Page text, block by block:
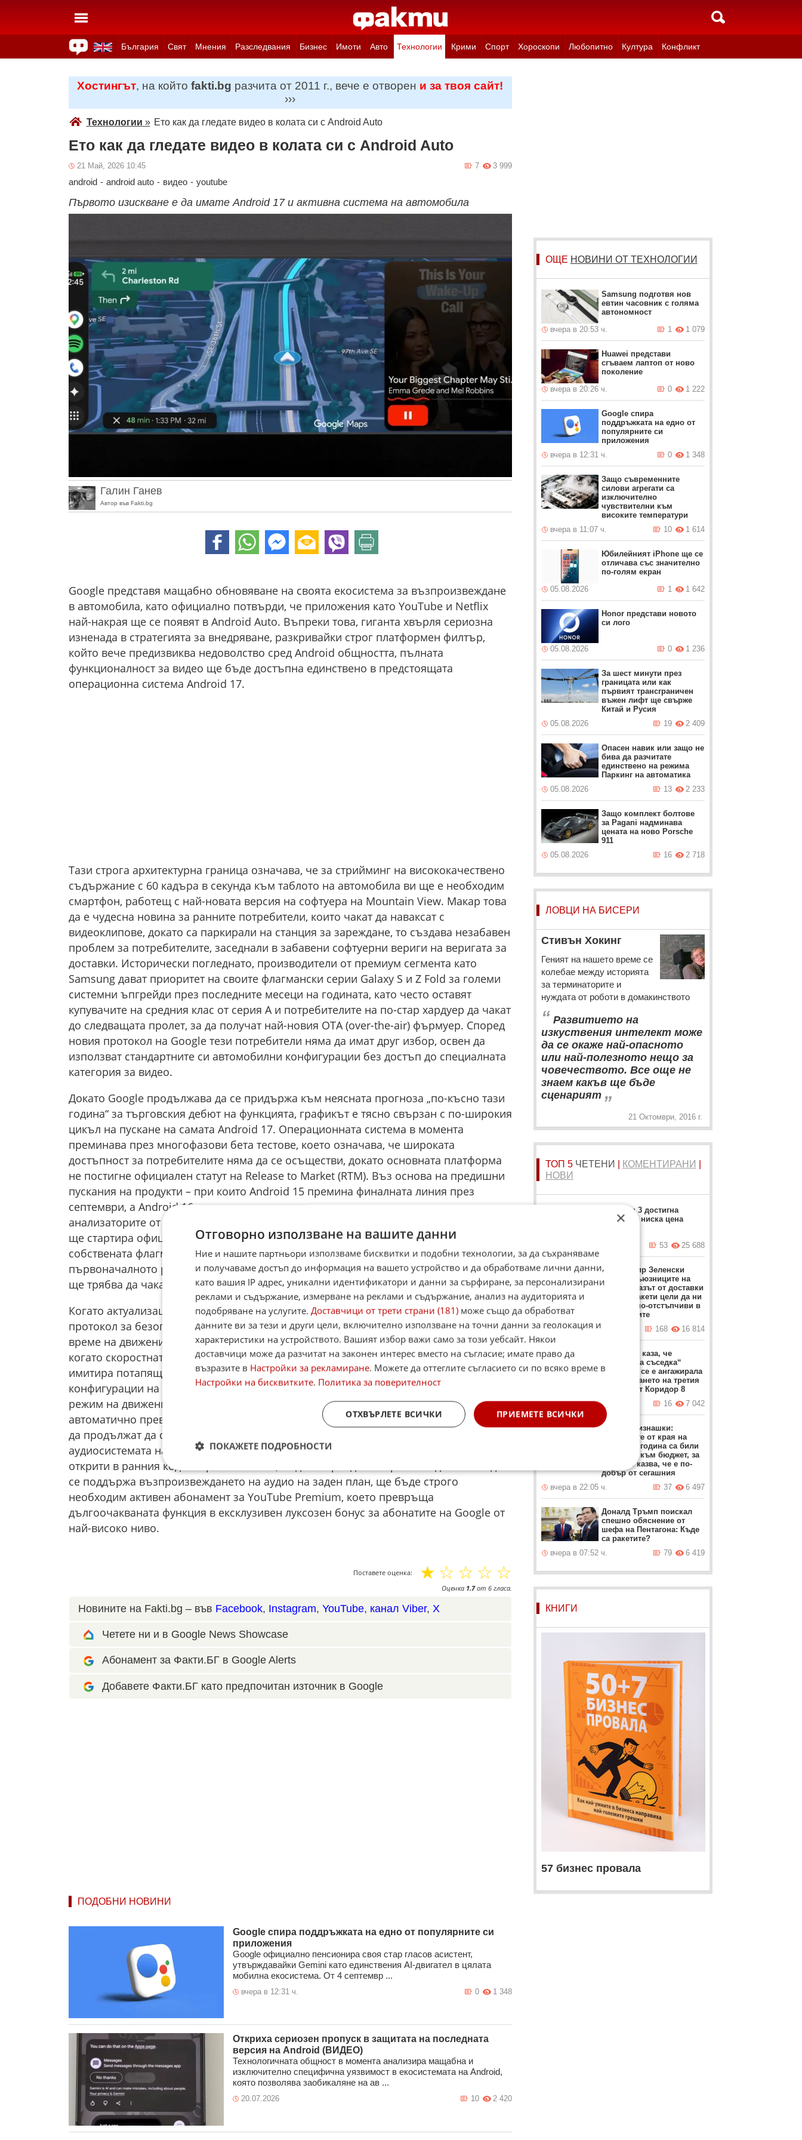
България Свят Мнения Разследвания Бизнес Имоти Авто Технологии Крими Спорт Хороскопи Любопитно Култура Конфликт
Хостингът, на койтоfakti.bg разчита от 2011 г., вече е отворен и за твоя сайт!
›››
Технологии » Ето как да гледате видео в колата си с Android Auto
Ето как да гледате видео в колата си с Android Auto
21 Май, 2026 10:45 3 999
7
android - android auto - видео - youtube
Първото изискване е да имате Android 17 и активна система на автомобила
Галин Ганев
Автор във Fakti.bg
Google представя мащабно обновяване на своята екосистема за възпроизвеждане
в автомобила, като официално потвърди, че приложения като YouTube и Netflix
най-накрая ще се появят в Android Auto. Въпреки това, гиганта хвърля сериозна
изненада в стратегията за внедряване, разкривайки строг платформен филтър,
който вече предизвиква недоволство сред Android общността, пълната
функционалност за видео ще бъде достъпна единствено в предстоящата
операционна система Android 17.
Тази строга архитектурна граница означава, че за стрийминг на висококачествено
съдържание с 60 кадъра в секунда към таблото на автомобила ви ще е необходим
смартфон, работещ с най-новата версия на софтуера на Mountain View. Макар това
да е чудесна новина за ранните потребители, които чакат да наваксат с
видеоклипове, докато са паркирали на станция за зареждане, то създава незабавен
проблем за потребителите, заседнали в забавени софтуерни вериги на веригата за
доставки. Исторически погледнато, производители от премиум сегмента като
Samsung дават приоритет на своите флагмански серии Galaxy S и Z Fold за големи
системни ъпгрейди през последните месеци на годината, като често оставят
купувачите на средния клас от серия A и потребителите на по-стар хардуер да чакат
до следващата пролет, за да получат най-новия OTA (over-the-air) фърмуер. Според
новия протокол на Google тези потребители няма да имат друг избор, освен да
използват стандартните си автомобилни конфигурации без достъп до специалната
категория за видео.
Докато Google продължава да се придържа към неясната прогноза „по-късно тази
година“ за търговския дебют на функцията, графикът е тясно свързан с по-широкия
цикъл на пускане на самата Android 17. Операционната система в момента
преминава през многофазови бета тестове, което означава, че широката
достъпност за потребителите няма да се осъществи, докато основната платформа
не постигне официален статут на Release to Market (RTM). Въз основа на предишни
пускания на продукти – при които Android 15 премина финалната линия през
септември, а Android 16 получи зелена светлина за производство през юни –
анализаторите от бранша очакват, че екосистемата за възпроизвеждане на видео
ще стартира официално през последното тримесечие на годината. Естествено,
собствената флагманска серия Pixel на Google ще послужи като старт за
първоначалното разпространение на софтуера, като конкурентните марки хардуер
ще трябва да чакат на опашката.
Когато актуализацията най-накрая излезе, Google планира да наложи агресивен
протокол за безопасност, за да предотврати опасното разсейване на водачите по
време на движение. Пълното визуално преживяване ще работи изключително,
когато скоростната кутия на автомобила е превключена в паркинг, като незабавно
имитира потапящата театрална среда, от която вече се наслаждават интегрираните
конфигурации на Android Automotive. В момента, в който автомобилът премине в
режим на движение, приложението незабавно ще изпълни преход на заден план,
автоматично превключвайки в режим само за аудио, за да позволи на пътниците
да продължат да слушат подкасти, лекции или музикални клипове чрез
аудиосистемата на колата. Въпреки това, отразявайки настоящите ограничения,
открити в ранния код на приложението, за да се преодолее празният дисплей и да
се поддържа възпроизвеждането на аудио на заден план, ще бъде строго
необходим активен абонамент за YouTube Premium, което превръща
дългоочакваната функция в ексклузивен луксозен бонус за абонатите на Google от
най-високо ниво.
Поставете оценка: ☆
☆
☆
☆
☆
Оценка 1.7от 6гласа.
Новините на Fakti.bg – във Facebook, Instagram, YouTube, канал Viber, X
Четете ни и в Google News Showcase
Абонамент за Факти.БГ в Google Alerts
Добавете Факти.БГ като предпочитан източник в Google
ПОДОБНИ НОВИНИ
Google спира поддръжката на едно от популярните си
приложения
Google официално пенсионира своя стар гласов асистент,
утвърждавайки Gemini като единствения AI-двигател в цялата
мобилна екосистема. От 4 септемвр ...
вчера в 12:31 ч. 1 348
0
Откриха сериозен пропуск в защитата на последната
версия на Android (ВИДЕО)
Технологичната общност в момента анализира мащабна и
изключително специфична уязвимост в екосистемата на Android,
която позволява заобикаляне на ав ...
20.07.2026 2 420
10
ОЩЕ НОВИНИ ОТ ТЕХНОЛОГИИ
Samsung подготвя нов
евтин часовник с голяма
автономност
вчера в 20:53 ч.
1 079
1
Huawei представи
сгъваем лаптоп от ново
поколение
вчера в 20:26 ч.
1 222
0
Google спира
поддръжката на едно от
популярните си
приложения
вчера в 12:31 ч.
1 348
0
Защо съвременните
силови агрегати са
изключително
чувствителни към
високите температури
вчера в 11:07 ч.
1 614
10
Юбилейният iPhone ще се
отличава със значително
по-голям екран
05.08.2026
1 642
1
Honor представи новото
си лого
05.08.2026 1 236
0
За шест минути през
границата или как
първият трансграничен
въжен лифт ще свърже
Китай и Русия
05.08.2026
2 409
19
Опасен навик или защо не
бива да разчитате
единствено на режима
Паркинг на автоматика
05.08.2026
2 233
13
Защо комплект болтове
за Pagani надминава
цената на ново Porsche
911
05.08.2026
2 718
16
ЛОВЦИ НА БИСЕРИ
Стивън Хокинг
Геният на нашето време се
колебае между историята
за терминаторите и
нуждата от роботи в домакинството
“ Развитието на
изкуствения интелект може
да се окаже най-опасното
или най-полезното нещо за
човечеството. Все още не
знаем какъв ще бъде
сценарият „
21 Октомври, 2016 г.
ТОП 5 ЧЕТЕНИ КОМЕНТИРАНИ
НОВИ
Москвич 3 достигна
рекордно ниска цена
25 688
53
Володимир Зеленски
обвини съюзниците на
Киев: Отказът от доставки
на ПВО ракети цели да ни
направи по-отстъпчиви в
преговорите
вчера в 12:37 ч.
16 814
168
Мицкоски каза, че
„източната съседка“
България се е ангажирала
с изграждането на третия
участък от Коридор 8
вчера в 17:49 ч.
7 042
16
Проф. Близнашки:
Протестите от края на
миналата година са били
насочени към бюджет, за
който се казва, че е по-
добър от сегашния
вчера в 22:05 ч.
6 497
37
Доналд Тръмп поискал
спешно обяснение от
шефа на Пентагона: Къде
са ракетите?
вчера в 07:52 ч.
6 419
79
КНИГИ
57 бизнес провала
×
Отговорно използване на вашите данни
Ние и нашите партньори използваме бисквитки и подобни технологии, за да съхраняваме
и получаваме достъп до информация на вашето устройство и да обработваме лични данни,
като вашия IP адрес, уникални идентификатори и данни за сърфиране, за персонализирани
реклами и съдържание, измерване на реклами и съдържание, анализ на аудиторията и
подобряване на услугите. Доставчици от трети страни (181) може също да обработват
данните ви за тези и други цели, включително използване на точни данни за геолокация и
характеристики на устройството. Вашият избор важи само за този уебсайт. Някои
доставчици може да разчитат на законен интерес вместо на съгласие; имате право да
възразите в Настройки за рекламиране. Можете да оттеглите съгласието си по всяко време в
Настройки на бисквитките. Политика за поверителност
ПРИЕМЕТЕ ВСИЧКИ
ОТХВЪРЛЕТЕ ВСИЧКИ
ПОКАЖЕТЕ ПОДРОБНОСТИ